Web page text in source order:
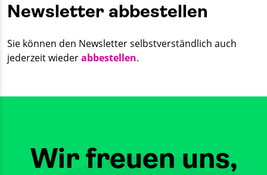
Newsletter abbestellen
Sie können den Newsletter selbstverständlich auch
jederzeit wiederabbestellen.
Wir freuen uns,